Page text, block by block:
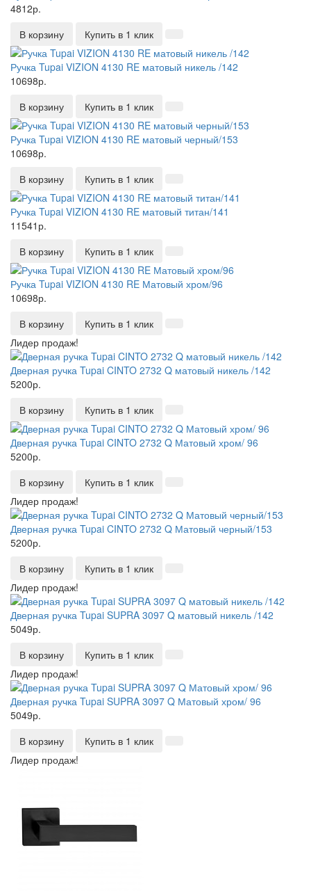
4812р.
В корзину
Купить в 1 клик
Ручка Tupai VIZION 4130 RE матовый никель /142
10698р.
В корзину
Купить в 1 клик
Ручка Tupai VIZION 4130 RE матовый черный/153
10698р.
В корзину
Купить в 1 клик
Ручка Tupai VIZION 4130 RE матовый титан/141
11541р.
В корзину
Купить в 1 клик
Ручка Tupai VIZION 4130 RE Матовый хром/96
10698р.
В корзину
Купить в 1 клик
Лидер продаж!
Дверная ручка Tupai CINTO 2732 Q матовый никель /142
5200р.
В корзину
Купить в 1 клик
Дверная ручка Tupai CINTO 2732 Q Матовый хром/ 96
5200р.
В корзину
Купить в 1 клик
Лидер продаж!
Дверная ручка Tupai CINTO 2732 Q Матовый черный/153
5200р.
В корзину
Купить в 1 клик
Лидер продаж!
Дверная ручка Tupai SUPRA 3097 Q матовый никель /142
5049р.
В корзину
Купить в 1 клик
Лидер продаж!
Дверная ручка Tupai SUPRA 3097 Q Матовый хром/ 96
5049р.
В корзину
Купить в 1 клик
Лидер продаж!